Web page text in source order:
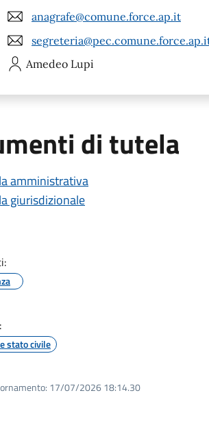
anagrafe@comune.force.ap.it
Amedeo Lupi
di tutela
amministrativa
giurisdizionale
stato civile
17/07/2026 18:14.30